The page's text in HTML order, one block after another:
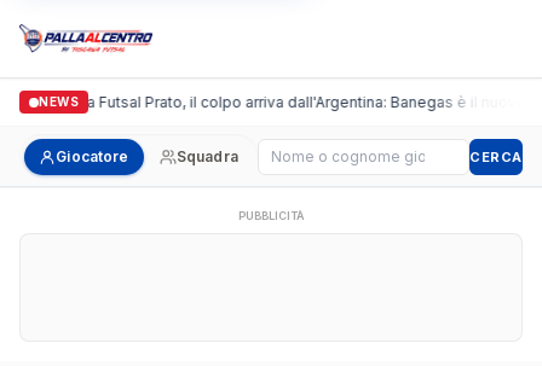
NEWS
Italgronda Futsal Prato, il colpo arriva dall'Argentina: Banegas è il nuovo
Giocatore Squadra Cerca giocatore CERCA
PUBBLICITÀ